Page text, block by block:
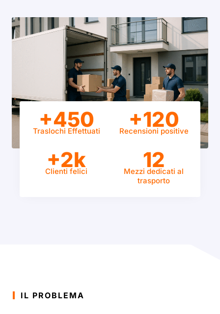
+450
Traslochi Effettuati +120
Recensioni positive
+2k
Clienti felici 12
Mezzi dedicati al
trasporto
IL PROBLEMA